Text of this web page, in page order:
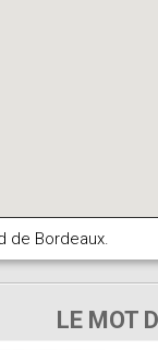
de Bordeaux.
LE MOT